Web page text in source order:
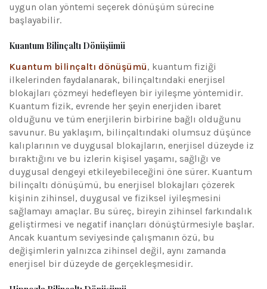
uygun olan yöntemi seçerek dönüşüm sürecine
başlayabilir.
Kuantum Bilinçaltı Dönüşümü
Kuantum bilinçaltı dönüşümü, kuantum fiziği
ilkelerinden faydalanarak, bilinçaltındaki enerjisel
blokajları çözmeyi hedefleyen bir iyileşme yöntemidir.
Kuantum fizik, evrende her şeyin enerjiden ibaret
olduğunu ve tüm enerjilerin birbirine bağlı olduğunu
savunur. Bu yaklaşım, bilinçaltındaki olumsuz düşünce
kalıplarının ve duygusal blokajların, enerjisel düzeyde iz
bıraktığını ve bu izlerin kişisel yaşamı, sağlığı ve
duygusal dengeyi etkileyebileceğini öne sürer. Kuantum
bilinçaltı dönüşümü, bu enerjisel blokajları çözerek
kişinin zihinsel, duygusal ve fiziksel iyileşmesini
sağlamayı amaçlar. Bu süreç, bireyin zihinsel farkındalık
geliştirmesi ve negatif inançları dönüştürmesiyle başlar.
Ancak kuantum seviyesinde çalışmanın özü, bu
değişimlerin yalnızca zihinsel değil, aynı zamanda
enerjisel bir düzeyde de gerçekleşmesidir.